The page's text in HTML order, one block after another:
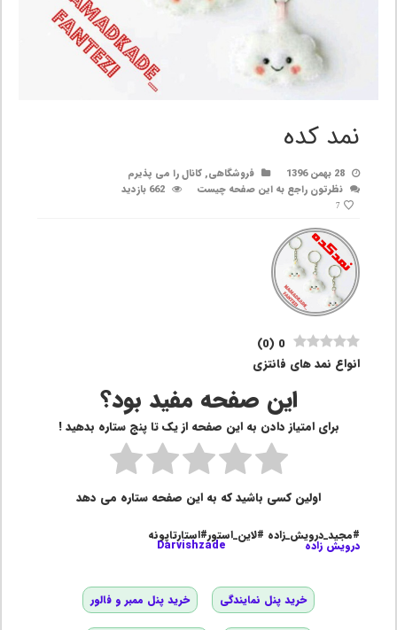
نمد کده
28 بهمن 1396 فروشگاهی,کانال را می پذیرم
نظرتون راجع به این صفحه چیست
662 بازدید
7
0
(
0
)
انواع نمد های فانتزی
این صفحه مفید بود؟
برای امتیاز دادن به این صفحه از یک تا پنج ستاره بدهید !
اولین کسی باشید که به این صفحه ستاره می دهد
#مجید_درویش_زاده #لاین_استور#استارتاپونه
درویش زاده Darvishzade
خرید پنل نمایندگی خرید پنل ممبر و فالور